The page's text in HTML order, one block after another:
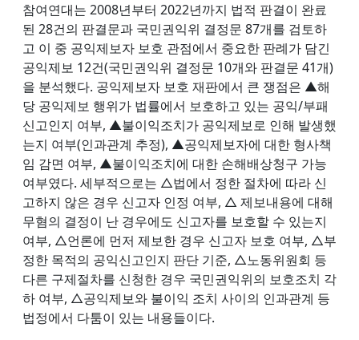
참여연대는 2008년부터 2022년까지 법적 판결이 완료
된 28건의 판결문과 국민권익위 결정문 87개를 검토하
고 이 중 공익제보자 보호 관점에서 중요한 판례가 담긴
공익제보 12건(국민권익위 결정문 10개와 판결문 41개)
을 분석했다. 공익제보자 보호 재판에서 큰 쟁점은 ▲해
당 공익제보 행위가 법률에서 보호하고 있는 공익/부패
신고인지 여부, ▲불이익조치가 공익제보로 인해 발생했
는지 여부(인과관계 추정), ▲공익제보자에 대한 형사책
임 감면 여부, ▲불이익조치에 대한 손해배상청구 가능
여부였다. 세부적으로는 △법에서 정한 절차에 따라 신
고하지 않은 경우 신고자 인정 여부, △ 제보내용에 대해
무혐의 결정이 난 경우에도 신고자를 보호할 수 있는지
여부, △언론에 먼저 제보한 경우 신고자 보호 여부, △부
정한 목적의 공익신고인지 판단 기준, △노동위원회 등
다른 구제절차를 신청한 경우 국민권익위의 보호조치 각
하 여부, △공익제보와 불이익 조치 사이의 인과관계 등
법정에서 다툼이 있는 내용들이다.